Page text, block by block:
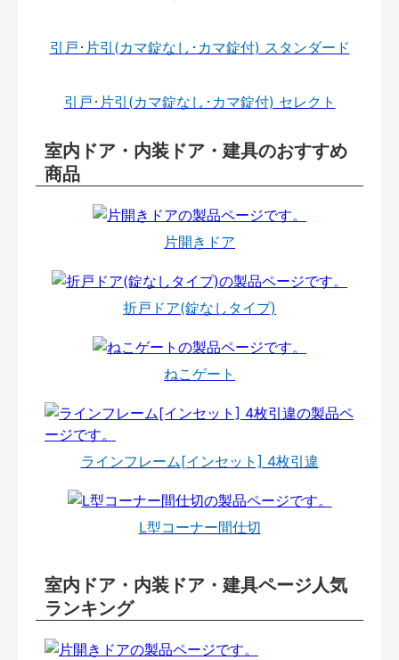
引戸･片引(カマ錠なし･カマ錠付) スタンダード
引戸･片引(カマ錠なし･カマ錠付) セレクト
室内ドア・内装ドア・建具のおすすめ
商品
片開きドア
折戸ドア(錠なしタイプ)
ねこゲート
ラインフレーム[インセット] 4枚引違
L型コーナー間仕切
室内ドア・内装ドア・建具ページ人気
ランキング